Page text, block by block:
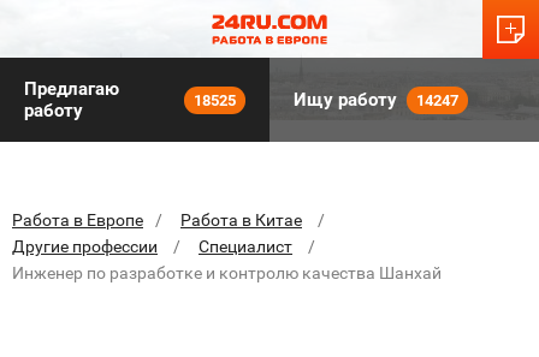
Предлагаю
работу
18525 Ищу работу 14247
Работа в Европе
Работа в Китае
Другие профессии
Специалист
Инженер по разработке и контролю качества Шанхай